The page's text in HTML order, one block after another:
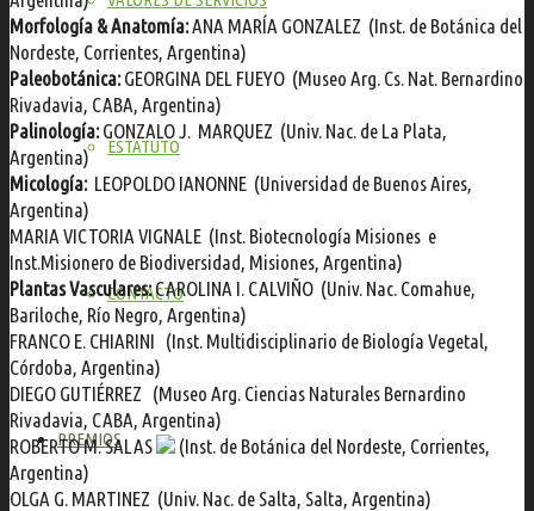
ESTATUTO
CONTACTO
PREMIOS
Morfología &Anatomía:ANA MARÍA GONZALEZ (Inst. de Botánica del
Nordeste, Corrientes, Argentina)
Paleobotánica:GEORGINA DEL FUEYO (Museo Arg. Cs. Nat. Bernardino
Rivadavia, CABA, Argentina)
Palinología:GONZALO J. MARQUEZ (Univ. Nac. de La Plata,
Argentina)
Micología: LEOPOLDO IANONNE (Universidad de Buenos Aires,
Argentina)
MARIA VICTORIA VIGNALE (Inst. Biotecnología Misiones e
Inst.Misionero de Biodiversidad, Misiones, Argentina)
PlantasVasculares:CAROLINA I. CALVIÑO (Univ. Nac. Comahue,
Bariloche, Río Negro, Argentina)
FRANCO E. CHIARINI (Inst. Multidisciplinario de Biología Vegetal,
Córdoba, Argentina)
DIEGO GUTIÉRREZ (Museo Arg. Ciencias Naturales Bernardino
Rivadavia, CABA, Argentina)
ROBERTO M. SALAS
(Inst. de Botánica del Nordeste, Corrientes,
Argentina)
OLGA G. MARTINEZ (Univ. Nac. de Salta, Salta, Argentina)